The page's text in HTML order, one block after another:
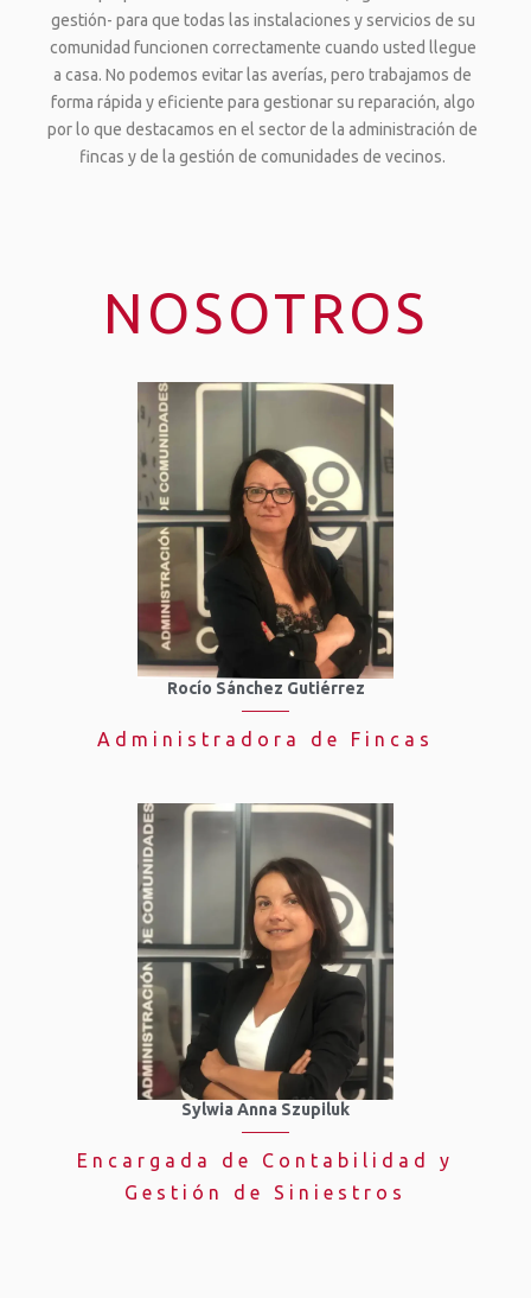
gestión- para que todas las instalaciones y servicios de su
comunidad funcionen correctamente cuando usted llegue
a casa. No podemos evitar las averías, pero trabajamos de
forma rápida y eficiente para gestionar su reparación, algo
por lo que destacamos en el sector de la administración de
fincas y de la gestión de comunidades de vecinos.
NOSOTROS
Rocío Sánchez Gutiérrez
Administradora de Fincas
Sylwia Anna Szupiluk
Encargada de Contabilidad y
Gestión de Siniestros